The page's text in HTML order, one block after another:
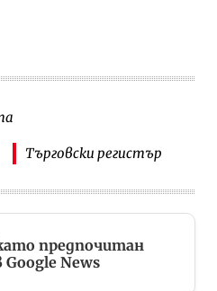
Търговски регистър
предпочитан
News